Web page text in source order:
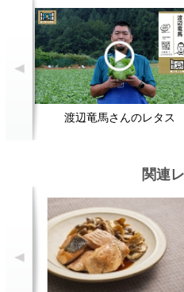
鮭ときのこの焼き漬け
顔が見える食品。